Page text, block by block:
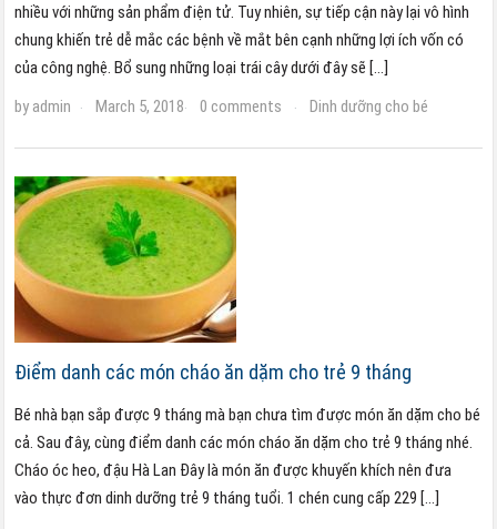
nhiều với những sản phẩm điện tử. Tuy nhiên, sự tiếp cận này lại vô hình
chung khiến trẻ dễ mắc các bệnh về mắt bên cạnh những lợi ích vốn có
của công nghệ. Bổ sung những loại trái cây dưới đây sẽ […]
by admin · March 5, 2018· 0 comments · Dinh dưỡng cho bé
Điểm danh các món cháo ăn dặm cho trẻ 9 tháng
Bé nhà bạn sắp được 9 tháng mà bạn chưa tìm được món ăn dặm cho bé
cả. Sau đây, cùng điểm danh các món cháo ăn dặm cho trẻ 9 tháng nhé.
Cháo óc heo, đậu Hà Lan Đây là món ăn được khuyến khích nên đưa
vào thực đơn dinh dưỡng trẻ 9 tháng tuổi. 1 chén cung cấp 229 […]